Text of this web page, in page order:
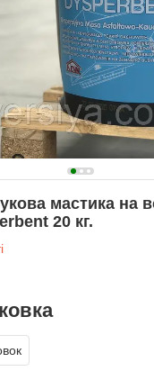
мастика на
20 кг.